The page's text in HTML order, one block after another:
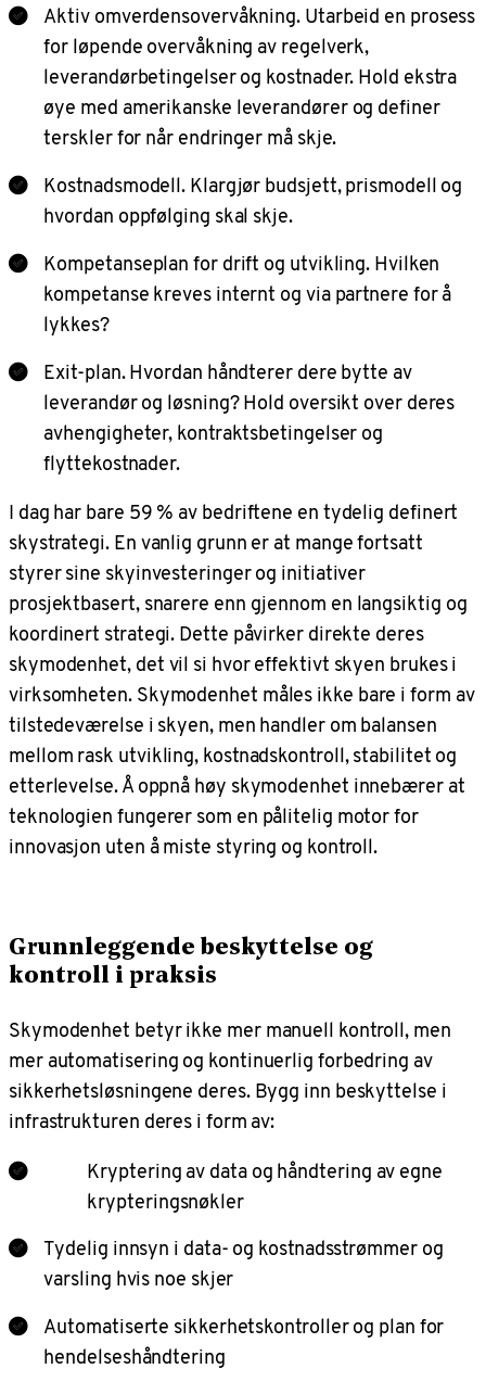
Aktiv omverdensovervåkning. Utarbeid en prosess
for løpende overvåkning av regelverk,
leverandørbetingelser og kostnader. Hold ekstra
øye med amerikanske leverandører og definer
terskler for når endringer må skje.
Kostnadsmodell. Klargjør budsjett, prismodell og
hvordan oppfølging skal skje.
Kompetanseplan for drift og utvikling. Hvilken
kompetanse kreves internt og via partnere for å
lykkes?
Exit-plan. Hvordan håndterer dere bytte av
leverandør og løsning? Hold oversikt over deres
avhengigheter, kontraktsbetingelser og
flyttekostnader.
I dag har bare 59 % av bedriftene en tydelig definert
skystrategi. En vanlig grunn er at mange fortsatt
styrer sine skyinvesteringer og initiativer
prosjektbasert, snarere enn gjennom en langsiktig og
koordinert strategi. Dette påvirker direkte deres
skymodenhet, det vil si hvor effektivt skyen brukes i
virksomheten. Skymodenhet måles ikke bare i form av
tilstedeværelse i skyen, men handler om balansen
mellom rask utvikling, kostnadskontroll, stabilitet og
etterlevelse. Å oppnå høy skymodenhet innebærer at
teknologien fungerer som en pålitelig motor for
innovasjon uten å miste styring og kontroll.
Grunnleggende beskyttelse og
kontroll i praksis
Skymodenhet betyr ikke mer manuell kontroll, men
mer automatisering og kontinuerlig forbedring av
sikkerhetsløsningene deres. Bygg inn beskyttelse i
infrastrukturen deres i form av:
Kryptering av data og håndtering av egne
krypteringsnøkler
Tydelig innsyn i data- og kostnadsstrømmer og
varsling hvis noe skjer
Automatiserte sikkerhetskontroller og plan for
hendelseshåndtering